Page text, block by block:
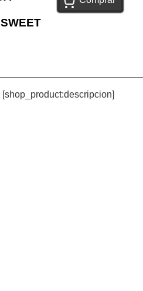
[shop_product:descripcion]